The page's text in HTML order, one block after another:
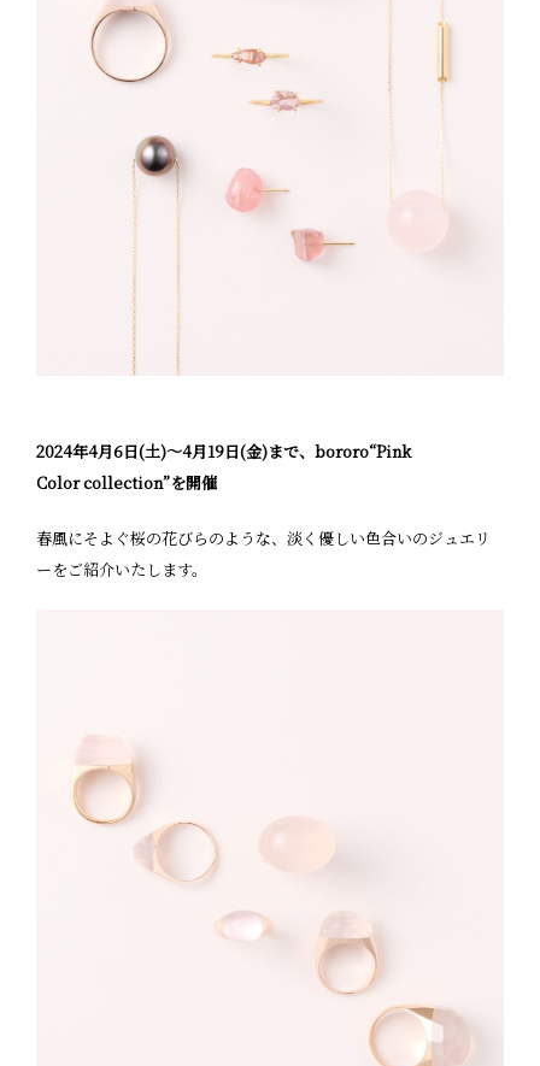
2024年4月6日(土)〜4月19日(金)まで、bororo“Pink
Colorcollection”を開催
春風にそよぐ桜の花びらのような、淡く優しい色合いのジュエリ
ーをご紹介いたします。